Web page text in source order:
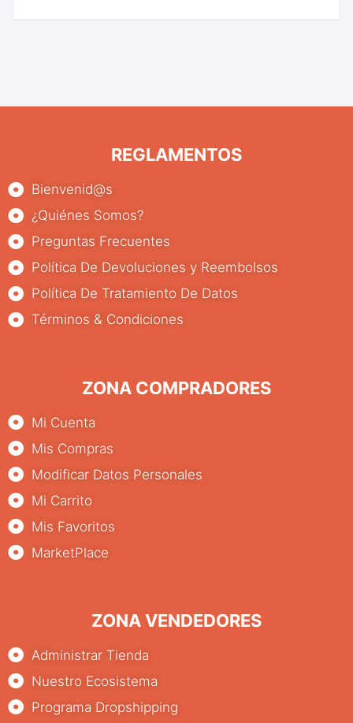
REGLAMENTOS
Bienvenid@s
¿Quiénes Somos?
Preguntas Frecuentes
Política De Devoluciones y Reembolsos
Política De Tratamiento De Datos
Términos & Condiciones
ZONA COMPRADORES
Mi Cuenta
Mis Compras
Modificar Datos Personales
Mi Carrito
Mis Favoritos
MarketPlace
ZONA VENDEDORES
Administrar Tienda
Nuestro Ecosistema
Programa Dropshipping